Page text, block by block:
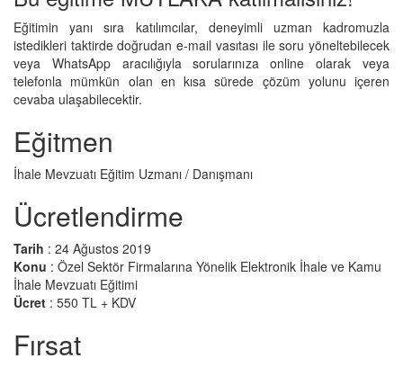
Eğitimin yanı sıra katılımcılar, deneyimli uzman kadromuzla
istedikleri taktirde doğrudan e-mail vasıtası ile soru yöneltebilecek
veya WhatsApp aracılığıyla sorularınıza online olarak veya
telefonla mümkün olan en kısa sürede çözüm yolunu içeren
cevaba ulaşabilecektir.
Eğitmen
İhale Mevzuatı Eğitim Uzmanı / Danışmanı
Ücretlendirme
Tarih : 24 Ağustos 2019
Konu : Özel Sektör Firmalarına Yönelik Elektronik İhale ve Kamu
İhale Mevzuatı Eğitimi
Ücret : 550 TL + KDV
Fırsat